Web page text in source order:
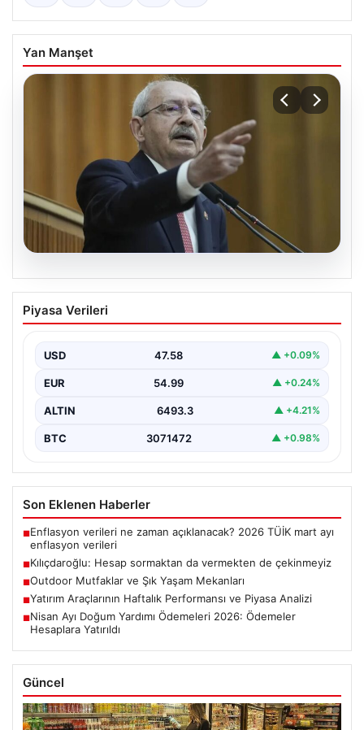
Yan Manşet
Kılıçdaroğlu: Hesap sormaktan da
vermekten de çekinmeyiz
Piyasa Verileri
USD 47.58 ▲ +0.09%
EUR 54.99 ▲ +0.24%
ALTIN 6493.3 ▲ +4.21%
BTC 3071472 ▲ +0.98%
Son Eklenen Haberler
■Enflasyon verileri ne zaman açıklanacak? 2026 TÜİK mart ayı
enflasyon verileri
■Kılıçdaroğlu: Hesap sormaktan da vermekten de çekinmeyiz
■Outdoor Mutfaklar ve Şık Yaşam Mekanları
■Yatırım Araçlarının Haftalık Performansı ve Piyasa Analizi
■Nisan Ayı Doğum Yardımı Ödemeleri 2026: Ödemeler
Hesaplara Yatırıldı
Güncel